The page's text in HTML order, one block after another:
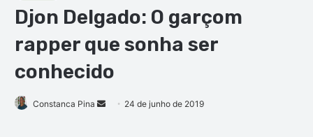
Djon Delgado: O garçom
rapper que sonha ser
conhecido
Constanca Pina
Mande24 de junho de 2019